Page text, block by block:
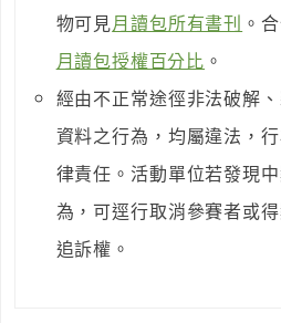
物可見月讀包所有書刊
。
月讀包授權百分比 。
經由不正常途徑非法破解
資料之行為，均屬違法，
律責任。活動單位若發現
為，可逕行取消參賽者或
追訴權。